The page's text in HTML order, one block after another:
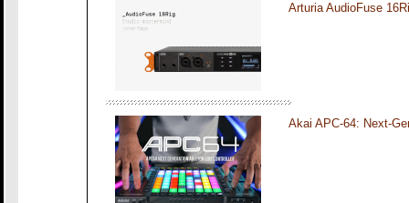
Arturia AudioFuse
Akai APC-64: Next-